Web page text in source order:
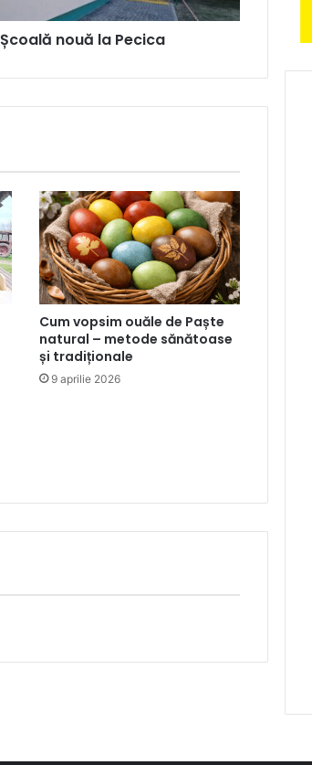
Școală nouă la Pecica
Cum vopsim ouăle de Paște
natural – metode sănătoase
și tradiționale
9 aprilie 2026